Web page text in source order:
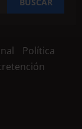
Política